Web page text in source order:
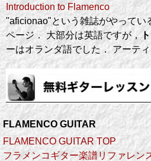
Introduction to Flamenco
"aficionao"という雑誌がやってい
ページ． 大部分は英語ですが，
ーはオランダ語でした． アーテ
FLAMENCO GUITAR
FLAMENCO GUITAR TOP
フラメンコギター楽譜リファレン